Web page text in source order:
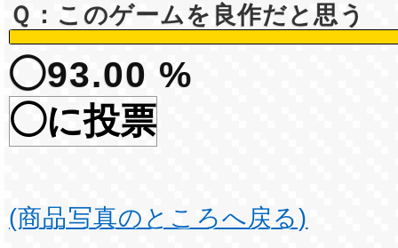
Ｑ：このゲームを良作だと思う
◯93.00 %
◯に投票
(商品写真のところへ戻る)